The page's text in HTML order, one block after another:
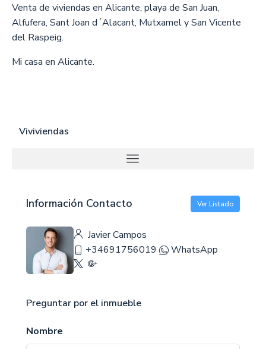
Venta de viviendas en Alicante, playa de San Juan,
Alfufera, Sant Joan d´Alacant, Mutxamel y San Vicente
del Raspeig.
Mi casa en Alicante.
Viviviendas
Información Contacto Ver Listado
Javier Campos
+34691756019
WhatsApp
Preguntar por el inmueble
Nombre